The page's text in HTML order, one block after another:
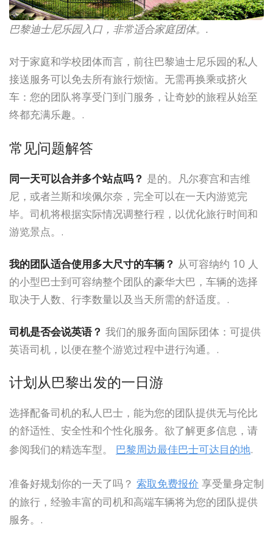
巴黎迪士尼乐园入口，非常适合家庭团体。.
对于家庭和学校团体而言，前往巴黎迪士尼乐园的私人
接送服务可以免去所有旅行烦恼。无需再换乘或挤火
车：您的团队将享受门到门服务，让奇妙的旅程从始至
终都充满乐趣。.
常见问题解答
同一天可以合并多个站点吗？ 是的。凡尔赛宫和吉维
尼，或者兰斯和埃佩尔奈，完全可以在一天内游览完
毕。司机将根据实际情况调整行程，以优化旅行时间和
游览景点。.
我的团队适合使用多大尺寸的车辆？ 从可容纳约 10 人
的小型巴士到可容纳整个团队的豪华大巴，车辆的选择
取决于人数、行李数量以及当天所需的舒适度。.
司机是否会说英语？ 我们的服务面向国际团体：可提供
英语司机，以便在整个游览过程中进行沟通。.
计划从巴黎出发的一日游
选择配备司机的私人巴士，能为您的团队提供无与伦比
的舒适性、安全性和个性化服务。欲了解更多信息，请
参阅我们的精选车型。 巴黎周边最佳巴士可达目的地.
准备好规划你的一天了吗？ 索取免费报价 享受量身定制
的旅行，经验丰富的司机和高端车辆将为您的团队提供
服务。.